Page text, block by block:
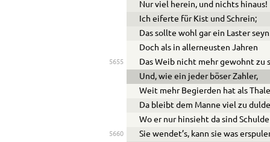
Nur viel herein, und nichts hinaus!
Ich eiferte für Kist und Schrein;
Das sollte wohl gar ein Laster
Doch als in allerneusten Jahren
5655
Das Weib nicht mehr gewohnt zu
Und, wie ein jeder böser Zahler,
Weit mehr Begierden hat als
Da bleibt dem Manne viel zu
Wo er nur hinsieht da sind
5660
Sie wendet’s, kann sie was